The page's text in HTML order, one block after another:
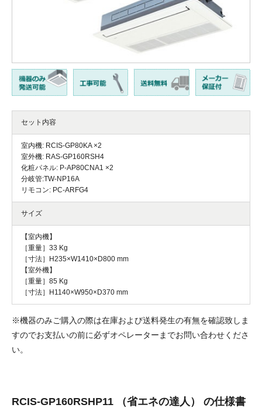
セット内容
室内機: RCIS-GP80KA ×2
室外機: RAS-GP160RSH4
化粧パネル: P-AP80CNA1 ×2
分岐管:TW-NP16A
リモコン: PC-ARFG4
サイズ
【室内機】
［重量］33 Kg
［寸法］H235×W1410×D800 mm
【室外機】
［重量］85 Kg
［寸法］H1140×W950×D370 mm
※機器のみご購入の際は在庫および送料発生の有無を確認致しま
すのでお支払いの前に必ずオペレーターまでお問い合わせくださ
い。
RCIS-GP160RSHP11 （省エネの達人） の仕様書